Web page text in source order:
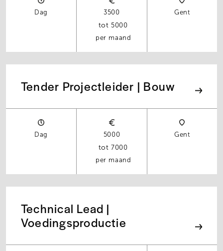
Dag
3500
5000
per maand
Gent
Tender Projectleider | Bouw
Dag
5000
7000
per maand
Gent
Technical Lead |
Voedingsproductie